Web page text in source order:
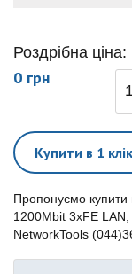
Роздрібна ціна:
0 грн
Купити в 1 клік
Пропонуємо
1200Mbit 3xFE LAN,
NetworkTools